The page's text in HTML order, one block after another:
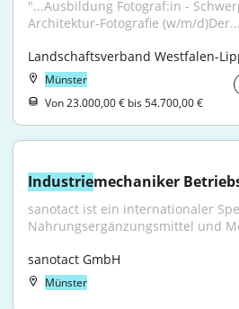
"...Ausbildung Fotograf:in -
Architektur-Fotografie (w/m/
Landschaftsverband Westfalen-
Münster
Von 23.000,00 € bis 54.700,00 €
Industriemechaniker
sanotact ist ein internationaler
Nahrungsergänzungsmittel und
sanotact GmbH
Münster